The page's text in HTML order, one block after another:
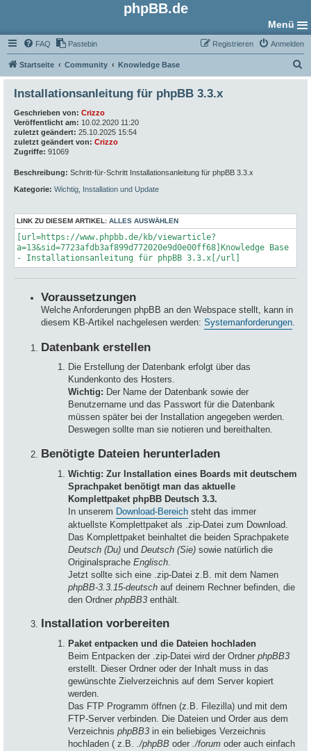
phpBB.de
Menü
FAQ Pastebin Anmelden
Registrieren
Startseite Community Knowledge Base
u
Installationsanleitung für phpBB 3.3.x
Geschrieben von: Crizzo
Veröffentlicht am: 10.02.2020 11:20
zuletzt geändert: 25.10.2025 15:54
zuletzt geändert von: Crizzo
Zugriffe: 91069
Beschreibung: Schritt-für-Schritt Installationsanleitung für phpBB 3.3.x
Kategorie: Wichtig Installation und Update
LINK ZU DIESEM ARTIKEL: ALLES AUSWÄHLEN
[url=https://www.phpbb.de/kb/viewarticle?
a=13&sid=7723afdb3af899d772020e9d0e00ff68]Knowledge Base
- Installationsanleitung für phpBB 3.3.x[/url]
Voraussetzungen
Welche Anforderungen phpBB an den Webspace stellt, kann in
diesem KB-Artikel nachgelesen werden: Systemanforderungen
Datenbank erstellen
Die Erstellung der Datenbank erfolgt über das
Kundenkonto des Hosters.
Wichtig: Der Name der Datenbank sowie der
Benutzername und das Passwort für die Datenbank
müssen später bei der Installation angegeben werden.
Deswegen sollte man sie notieren und bereithalten.
Benötigte Dateien herunterladen
Wichtig: Zur Installation eines Boards mit deutschem
Sprachpaket benötigt man das aktuelle
Komplettpaket phpBB Deutsch 3.3.
In unserem Download-Bereich steht das immer
aktuellste Komplettpaket als .zip-Datei zum Download.
Das Komplettpaket beinhaltet die beiden Sprachpakete
Deutsch (Du) und Deutsch (Sie) sowie natürlich die
Originalsprache Englisch
Jetzt sollte sich eine .zip-Datei z.B. mit dem Namen
phpBB-3.3.15-deutsch auf deinem Rechner befinden, die
den Ordner phpBB3 enthält.
Installation vorbereiten
Paket entpacken und die Dateien hochladen
Beim Entpacken der .zip-Datei wird der Ordner phpBB3
erstellt. Dieser Ordner oder der Inhalt muss in das
gewünschte Zielverzeichnis auf dem Server kopiert
werden.
Das FTP Programm öffnen (z.B. Filezilla) und mit dem
FTP-Server verbinden. Die Dateien und Order aus dem
Verzeichnis phpBB3 in ein beliebiges Verzeichnis
hochladen ( z.B.
./phpBB oder ./forum oder auch einfach